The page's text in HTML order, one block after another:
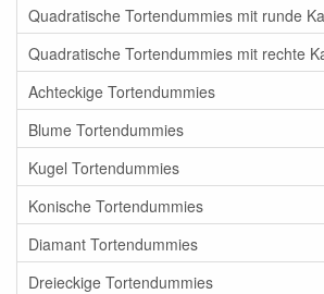
Quadratische Tortendummies mit runde
Quadratische Tortendummies mit rechte
Achteckige Tortendummies
Blume Tortendummies
Kugel Tortendummies
Konische Tortendummies
Diamant Tortendummies
Dreieckige Tortendummies